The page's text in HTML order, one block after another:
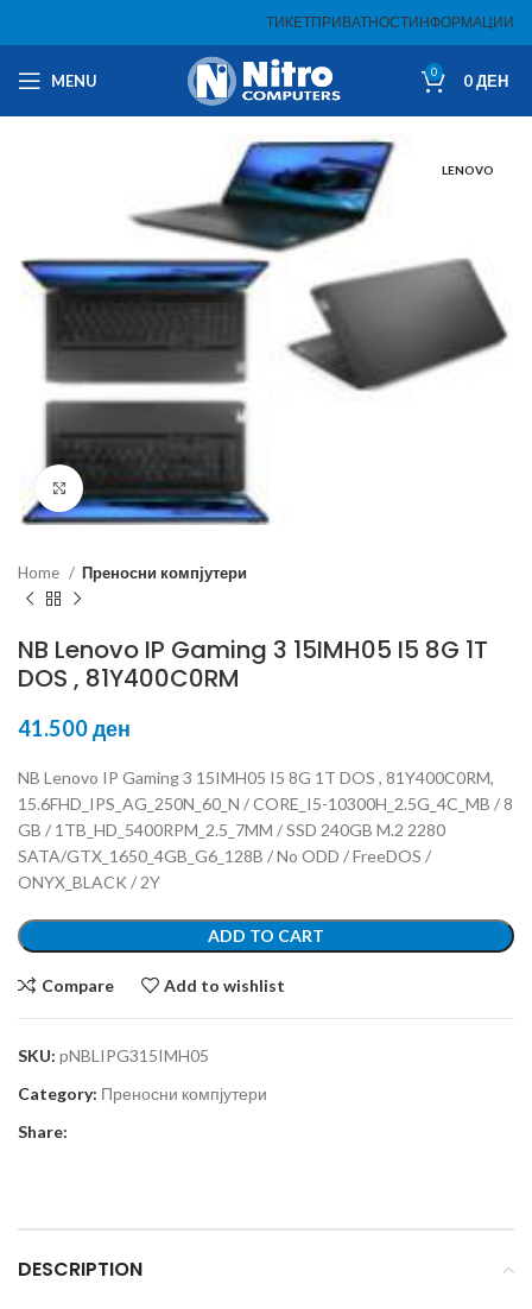
ТИКЕТПРИВАТНОСТИНФОРМАЦИИ
MENU 0 0ДЕН
LENOVO
Click to enlarge
Home Преносни компјутери
NB Lenovo IP Gaming 3 15IMH05 I5 8G 1T
DOS , 81Y400C0RM
41.500ден
NB Lenovo IP Gaming 3 15IMH05 I5 8G 1T DOS , 81Y400C0RM,
15.6FHD_IPS_AG_250N_60_N / CORE_I5-10300H_2.5G_4C_MB / 8
GB / 1TB_HD_5400RPM_2.5_7MM / SSD 240GB M.2 2280
SATA/GTX_1650_4GB_G6_128B / No ODD / FreeDOS /
ONYX_BLACK / 2Y
ADD TO CART
Compare Add to wishlist
SKU: pNBLIPG315IMH05
Category: Преносни компјутери
Share:
DESCRIPTION